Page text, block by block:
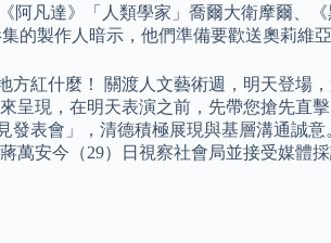
凡達》「人類學家」喬爾大衛摩爾、
的製作人暗示，他們準備要歡送奧莉維亞
紅什麼！ 關渡人文藝術週，明天登場
現，在明天表演之前，先帶您搶先直
表會」，清德積極展現與基層溝通誠
安今（29）日視察社會局並接受媒體